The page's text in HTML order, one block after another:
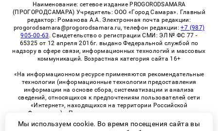
Наименование: сетевое издание PROGORODSAMARA
(ПРОГОРОДСАМАРА) Учредитель: ООО «Город Самара». Главный
редактор: Романова А.А. Электронная почта редакции:
progorodsamara@progorodsamara.ru, телефон редакции:+7 (987)
905-00-63 . Свидетельство о регистрации СМИ: ЭЛ № ФС 77 -
65325 от 12 апреля 2016г. выдано Федеральной службой по
надзору в сфере связи, информационных технологий и массовых
коммуникаций. Возрастная категория сайта 16+
«На информационном ресурсе применяются рекомендательные
технологии (информационные технологии предоставления
информации на основе сбора, систематизации и анализа
сведений, относящихся к предпочтениям пользователей сети
«Интернет», находящихся на территории Российской
Федерации)». Правила применения рекомендательных
технологий в виджетах рекламно-обменной сети
«СМИ2» (PDF)
Мы используем cookie. Во время посещения сайта вы